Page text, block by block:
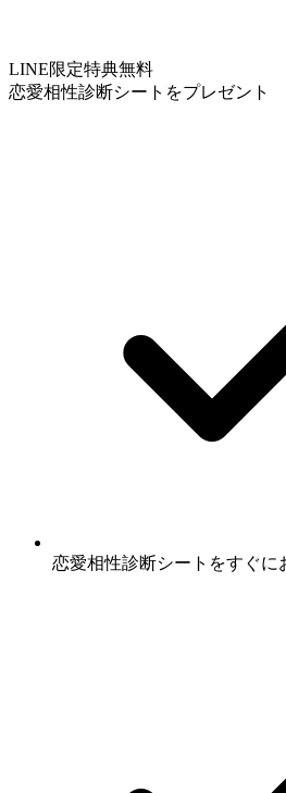
LINE限定特典無料
恋愛相性診断シートをプレゼント
恋愛相性診断シート をすぐに